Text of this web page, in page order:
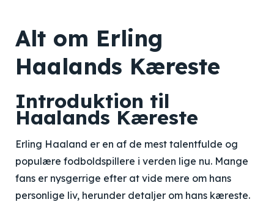
Alt om Erling
Haalands Kæreste
Introduktion til
Haalands Kæreste
Erling Haaland er en af de mest talentfulde og
populære fodboldspillere i verden lige nu. Mange
fans er nysgerrige efter at vide mere om hans
personlige liv, herunder detaljer om hans kæreste.